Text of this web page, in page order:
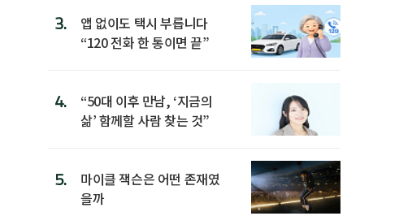
3.
앱 없이도 택시 부릅니다
“120 전화 한 통이면 끝”
4.
“50대 이후 만남, ‘지금의
삶’ 함께할 사람 찾는 것”
5.
마이클 잭슨은 어떤 존재였
을까